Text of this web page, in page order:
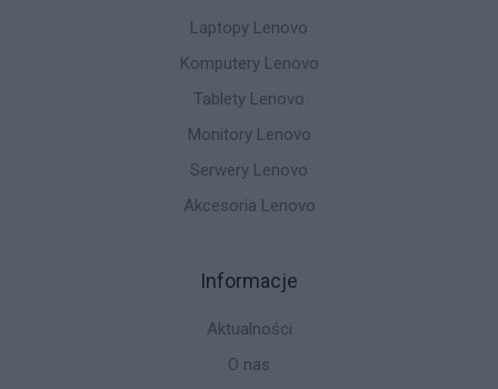
Laptopy Lenovo
Komputery Lenovo
Tablety Lenovo
Monitory Lenovo
Serwery Lenovo
Akcesoria Lenovo
Informacje
Aktualności
O nas